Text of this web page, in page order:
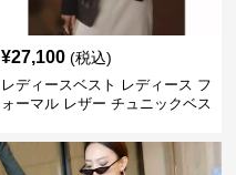
¥27,100 (税込)
レディースベスト レディース フ
ォーマル レザー チュニックベス